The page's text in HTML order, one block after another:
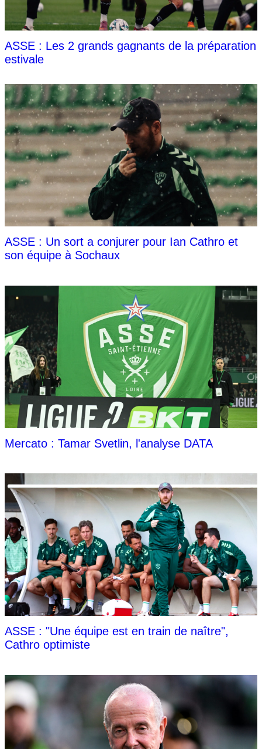
ASSE : Les 2 grands gagnants de la préparation
estivale
ASSE : Un sort a conjurer pour Ian Cathro et
son équipe à Sochaux
Mercato : Tamar Svetlin, l'analyse DATA
ASSE : "Une équipe est en train de naître",
Cathro optimiste